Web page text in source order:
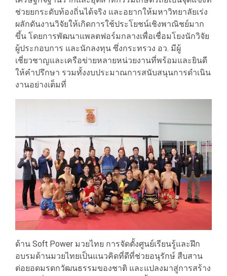
ช่วยยกระดับท้องถิ่นได้จริง และอยากให้มหาวิทยาลัยเร่ง
ผลักดันงานวิจัยให้เกิดการใช้ประโยชน์เชิงพาณิชย์มาก
ขึ้น โดยการพัฒนาแพลตฟอร์มกลางเพื่อเชื่อมโยงนักวิจัย
ผู้ประกอบการ และนักลงทุน ซึ่งกระทรวง อว. มีผู้
เชี่ยวชาญและเครือข่ายหลายหน่วยงานที่พร้อมและยินดี
ให้คำปรึกษา รวมทั้งงบประมาณการสนับสนุนการดำเนิน
งานอย่างเต็มที่
ด้าน Soft Power มวยไทย การจัดตั้งศูนย์เรียนรู้และฝึก
อบรมด้านมวยไทยเป็นแนวคิดที่ดีที่ช่วยอนุรักษ์ สืบสาน
ต่อยอดมรดกวัฒนธรรมของชาติ และแปลงมาสู่การสร้าง